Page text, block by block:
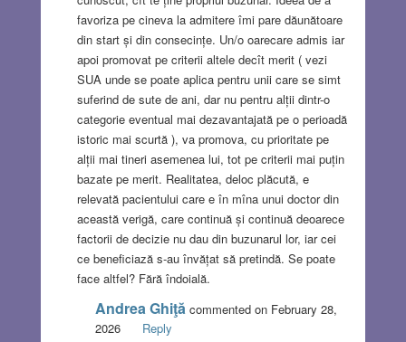
favoriza pe cineva la admitere îmi pare dăunătoare
din start și din consecințe. Un/o oarecare admis iar
apoi promovat pe criterii altele decît merit ( vezi
SUA unde se poate aplica pentru unii care se simt
suferind de sute de ani, dar nu pentru alții dintr-o
categorie eventual mai dezavantajată pe o perioadă
istoric mai scurtă ), va promova, cu prioritate pe
alții mai tineri asemenea lui, tot pe criterii mai puțin
bazate pe merit. Realitatea, deloc plăcută, e
relevată pacientului care e în mîna unui doctor din
această verigă, care continuă și continuă deoarece
factorii de decizie nu dau din buzunarul lor, iar cei
ce beneficiază s-au învățat să pretindă. Se poate
face altfel? Fără îndoială.
Andrea Ghiţă commented on February 28,
2026
Reply